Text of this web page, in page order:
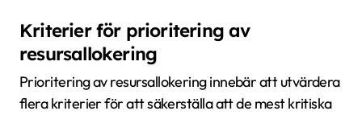
Kriterier för prioritering av
resursallokering
Prioritering av resursallokering innebär att utvärdera
flera kriterier för att säkerställa att de mest kritiska